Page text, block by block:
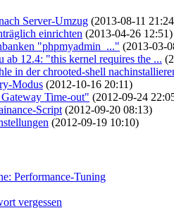
Server-Umzug (2013-08-11
einrichten (2013-04-26 12:51)
"phpmyadmin_..." (2013-03-
12.4: "this kernel requires the ...
in der chrooted-shell
Modus (2012-10-16 20:11)
Time-out" (2012-09-24
Script (2012-09-20 08:13)
(2012-09-19 10:10)
Performance-Tuning
vergessen